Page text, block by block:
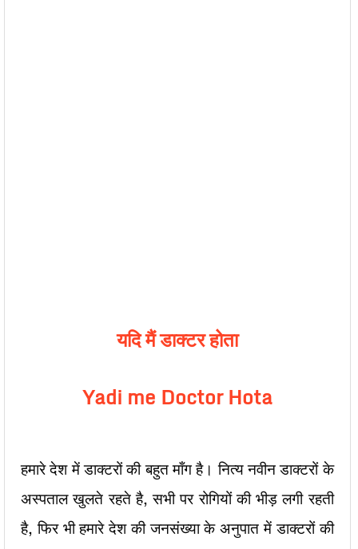
यदि मैं डाक्टर होता
Yadi me Doctor Hota
हमारे देश में डाक्टरों की बहुत माँग है। नित्य नवीन डाक्टरों के
अस्पताल खुलते रहते है, सभी पर रोगियों की भीड़ लगी रहती
है, फिर भी हमारे देश की जनसंख्या के अनुपात में डाक्टरों की